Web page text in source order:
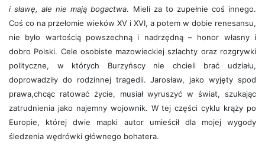
i sławę, ale nie mają bogactwa. Mieli za to zupełnie coś innego.
Coś co na przełomie wieków XV i XVI, a potem w dobie renesansu,
nie było wartością powszechną i nadrzędną – honor własny i
dobro Polski. Cele osobiste mazowieckiej szlachty oraz rozgrywki
polityczne, w których Burzyńscy nie chcieli brać udziału,
doprowadziły do rodzinnej tragedii. Jarosław, jako wyjęty spod
prawa,chcąc ratować życie, musiał wyruszyć w świat, szukając
zatrudnienia jako najemny wojownik. W tej części cyklu krąży po
Europie, której dwie mapki autor umieścił dla mojej wygody
śledzenia wędrówki głównego bohatera.